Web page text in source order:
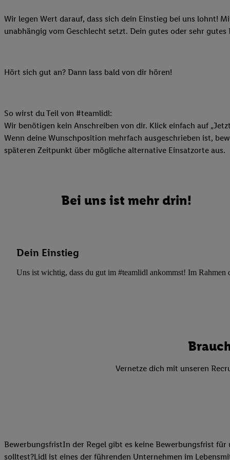
Wir legen Wert darauf, dass sich dein Einstieg bei uns lohnt!
unabhängig vom Geschlecht setzt. Dein gutes oder sehr
Hört sich gut an? Dann lass bald von dir hören!
So wirst du Teil von #teamlidl:
Wir benötigen kein Anschreiben von dir. Klick einfach auf
Wenn deine Wunschposition mehrfach ausgeschrieben ist,
späteren Zeitpunkt über mögliche alternative Einsatzorte aus.
Bei uns ist mehr drin!
Dein Einstieg
Uns ist wichtig, dass du gut im #teamlidl ankommst! Im Rahmen
Vernetze dich mit unseren
BewerbungsfristIn der Regel gibt es keine Bewerbungsfrist
solltest?Lidl ist eines der führenden Unternehmen im
auch Ihre in einen
Zudem erlauben Sie
Adresse und einer
Möglichkeit, Ihre
(„consenthub“)
oder
Klick auf
sämtlicher genannten
Gewährleistung der
oder Zugriff auf
reduzierter Daten